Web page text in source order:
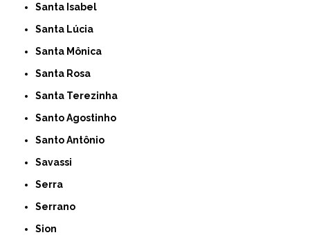
Santa Isabel
Santa Lúcia
Santa Mônica
Santa Rosa
Santa Terezinha
Santo Agostinho
Santo Antônio
Savassi
Serra
Serrano
Sion